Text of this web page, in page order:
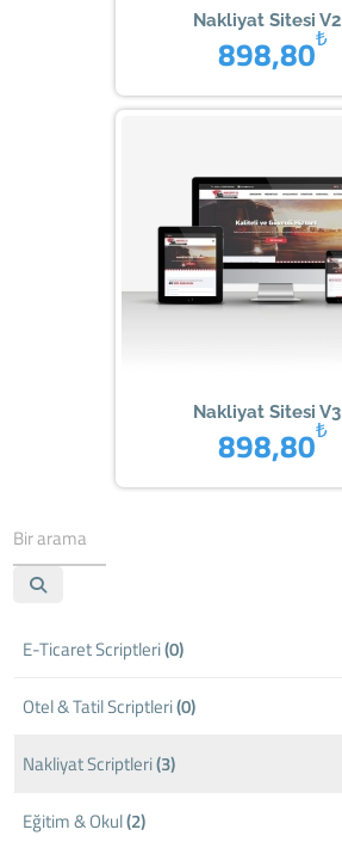
Nakliyat Sitesi V2
₺
898,80
Nakliyat Sitesi V3
₺
898,80
E-Ticaret Scriptleri(0)
Otel & Tatil Scriptleri(0)
Nakliyat Scriptleri(3)
Eğitim & Okul(2)